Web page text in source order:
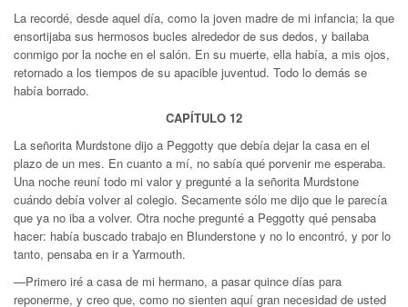
La recordé, desde aquel día, como la joven madre de mi infancia; la que
ensortijaba sus hermosos bucles alrededor de sus dedos, y bailaba
conmigo por la noche en el salón. En su muerte, ella había, a mis ojos,
retornado a los tiempos de su apacible juventud. Todo lo demás se
había borrado.
CAPÍTULO 12
La señorita Murdstone dijo a Peggotty que debía dejar la casa en el
plazo de un mes. En cuanto a mí, no sabía qué porvenir me esperaba.
Una noche reuní todo mi valor y pregunté a la señorita Murdstone
cuándo debía volver al colegio. Secamente sólo me dijo que le parecía
que ya no iba a volver. Otra noche pregunté a Peggotty qué pensaba
hacer: había buscado trabajo en Blunderstone y no lo encontró, y por lo
tanto, pensaba en ir a Yarmouth.
—Primero iré a casa de mi hermano, a pasar quince días para
reponerme, y creo que, como no sienten aquí gran necesidad de usted